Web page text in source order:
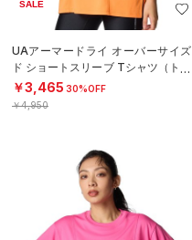
SALE
UAアーマードライ オーバーサイズ
ド ショートスリーブ Tシャツ（トレ
ーニング/WOMEN）
￥3,465 30%OFF
￥4,950